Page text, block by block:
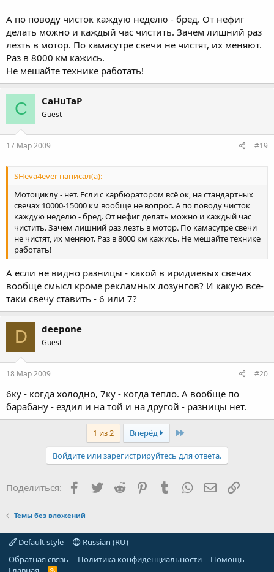
А по поводу чисток каждую неделю - бред. От нефиг
делать можно и каждый час чистить. Зачем лишний раз
лезть в мотор. По камасутре свечи не чистят, их меняют.
Раз в 8000 км кажись.
Не мешайте технике работать!
C CaHuTaP
Guest
17 Мар 2009 #19
SHeva4ever написал(а):
Мотоциклу - нет. Если с карбюратором всё ок, на стандартных
свечах 10000-15000 км вообще не вопрос. А по поводу чисток
каждую неделю - бред. От нефиг делать можно и каждый час
чистить. Зачем лишний раз лезть в мотор. По камасутре свечи
не чистят, их меняют. Раз в 8000 км кажись. Не мешайте технике
работать!
А если не видно разницы - какой в иридиевых свечах
вообще смысл кроме рекламных лозунгов? И какую все-
таки свечу ставить - 6 или 7?
D deepone
Guest
18 Мар 2009 #20
6ку - когда холодно, 7ку - когда тепло. А вообще по
барабану - ездил и на той и на другой - разницы нет.
1 из 2 Вперёд Last
Войдите или зарегистрируйтесь для ответа.
Поделиться: Facebook
TwitterReddit PinterestTumblr WhatsApp Ссылка
Темы без вложений
Default style
Russian (RU)
Обратная связь
Политика конфиденциальности
Помощь
R